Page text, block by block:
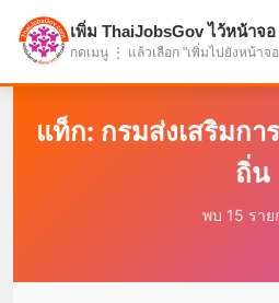
แบ่งปันโอกาส เพื่ออนาคตที่ก้า
แท็ก: กรมส่งเสริมกา
ถิ่น
พบ 15 ราย
เพิ่ม ThaiJobsGov ไว้หน้าจอ
กดเมนู ⋮ แล้วเลือก "เพิ่มไปยังหน้าจ